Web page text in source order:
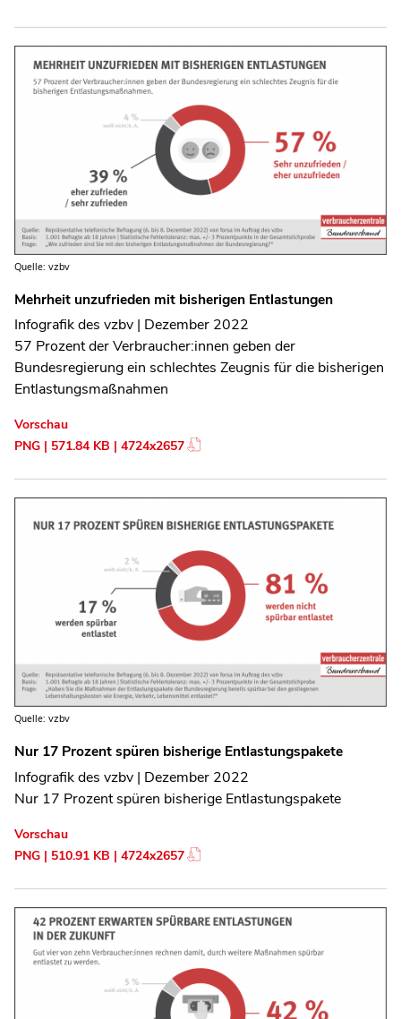
Quelle: vzbv
Mehrheit unzufrieden mit bisherigen Entlastungen
Infografik des vzbv | Dezember 2022
57 Prozent der Verbraucher:innen geben der
Bundesregierung ein schlechtes Zeugnis für die bisherigen
Entlastungsmaßnahmen
Vorschau
PNG | 571.84 KB | 4724x2657
Quelle: vzbv
Nur 17 Prozent spüren bisherige Entlastungspakete
Infografik des vzbv | Dezember 2022
Nur 17 Prozent spüren bisherige Entlastungspakete
Vorschau
PNG | 510.91 KB | 4724x2657